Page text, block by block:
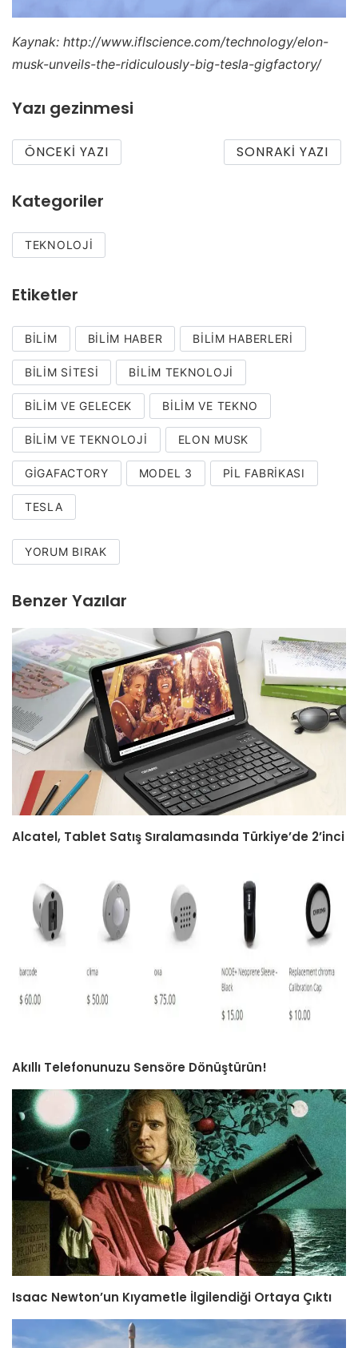
Kaynak: http://www.iflscience.com/technology/elon-
musk-unveils-the-ridiculously-big-tesla-gigfactory/
Yazı gezinmesi
ÖNCEKI YAZI SONRAKI YAZI
Kategoriler
TEKNOLOJI
Etiketler
BILIM BILIM HABER BILIM HABERLERI
BILIM SITESI BILIM TEKNOLOJI
BILIM VE GELECEK BILIM VE TEKNO
BILIM VE TEKNOLOJI ELON MUSK
GIGAFACTORY MODEL 3 PIL FABRIKASI
TESLA
YORUM BIRAK
Benzer Yazılar
Alcatel, Tablet Satış Sıralamasında Türkiye’de 2’inci
Akıllı Telefonunuzu Sensöre Dönüştürün!
Isaac Newton’un Kıyametle İlgilendiği Ortaya Çıktı